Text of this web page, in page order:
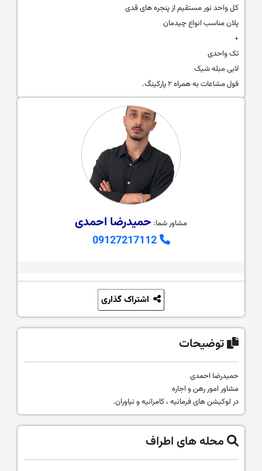
کل واحد نور مستقیم از پنجره های قدی
پلان مناسب انواع چیدمان
+
تک واحدی
لابی مبله شیک
فول مشاعات به همراه ۲ پارکینگ.
مشاور شما: حمیدرضا احمدی
09127217112
توضیحات
حمیدرضا احمدی
مشاور امور رهن و اجاره
در لوکیشن های فرمانیه ، کامرانیه و نیاوران.
محله های اطراف